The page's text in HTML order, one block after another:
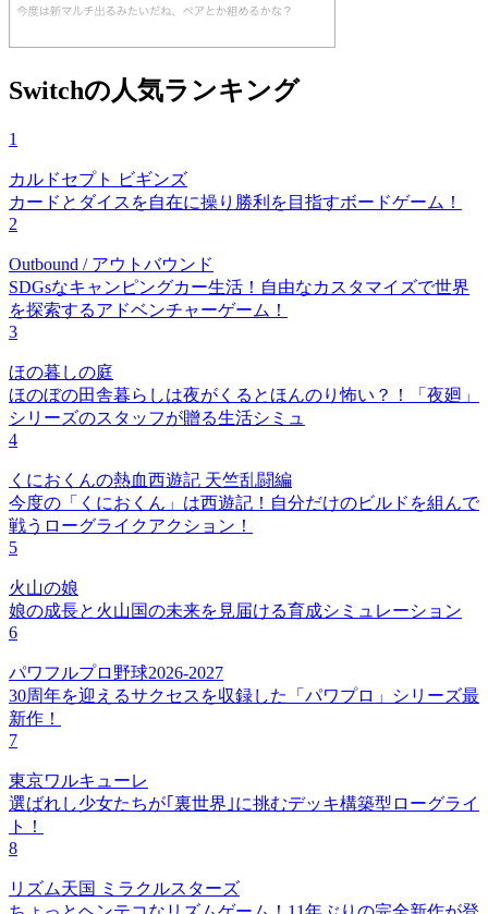
Switchの人気ランキング
1
カルドセプト ビギンズ
カードとダイスを自在に操り勝利を目指すボードゲーム！
2
Outbound / アウトバウンド
SDGsなキャンピングカー生活！自由なカスタマイズで世界
を探索するアドベンチャーゲーム！
3
ほの暮しの庭
ほのぼの田舎暮らしは夜がくるとほんのり怖い？！「夜廻」
シリーズのスタッフが贈る生活シミュ
4
くにおくんの熱血西遊記 天竺乱闘編
今度の「くにおくん」は西遊記！自分だけのビルドを組んで
戦うローグライクアクション！
5
火山の娘
娘の成長と火山国の未来を見届ける育成シミュレーション
6
パワフルプロ野球2026-2027
30周年を迎えるサクセスを収録した「パワプロ」シリーズ最
新作！
7
東京ワルキューレ
選ばれし少女たちが｢裏世界｣に挑むデッキ構築型ローグライ
ト！
8
リズム天国 ミラクルスターズ